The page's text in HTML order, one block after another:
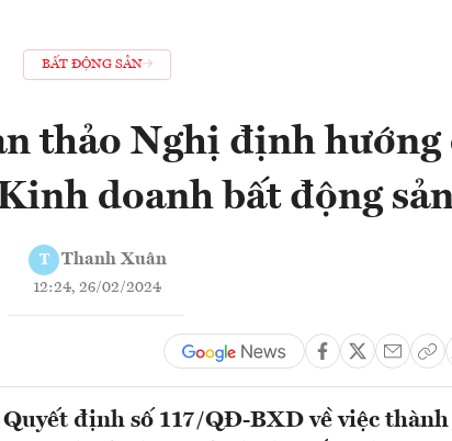
BẤT ĐỘNG SẢN
thảo Nghị định hướng
doanh bất động
T Thanh Xuân
12:24, 26/02/2024
định số 117/QĐ-BXD về việc thành